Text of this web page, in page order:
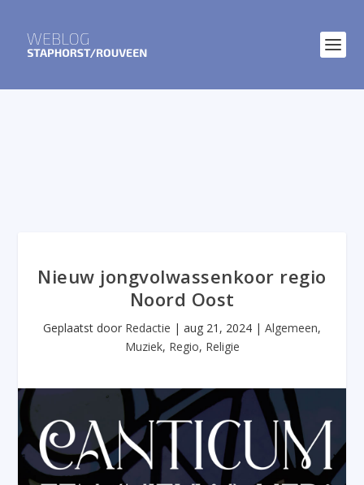
Nieuw jongvolwassenkoor regio
Noord Oost
Geplaatst door Redactie | aug 21, 2024 | Algemeen,
Muziek, Regio, Religie